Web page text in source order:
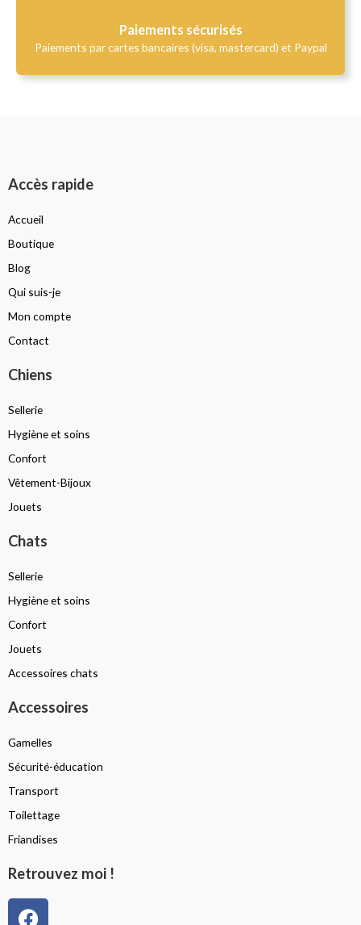
Paiements sécurisés
Paiements par cartes bancaires (visa, mastercard) et Paypal
Accès rapide
Accueil
Boutique
Blog
Qui suis-je
Mon compte
Contact
Chiens
Sellerie
Hygiène et soins
Confort
Vêtement-Bijoux
Jouets
Chats
Sellerie
Hygiène et soins
Confort
Jouets
Accessoires chats
Accessoires
Gamelles
Sécurité-éducation
Transport
Toilettage
Friandises
Retrouvez moi !
F